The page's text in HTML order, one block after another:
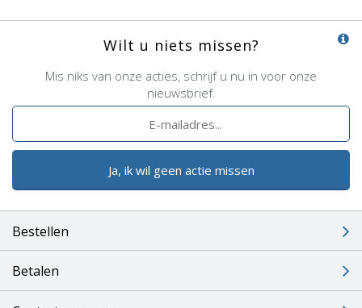
Wilt u niets missen?
Mis niks van onze acties, schrijf u nu in voor onze
nieuwsbrief.
Ja, ik wil geen actie missen
Bestellen
Betalen